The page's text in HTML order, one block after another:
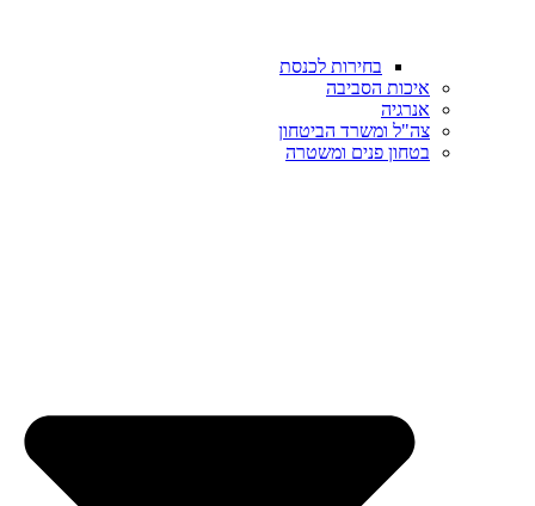
בחירות לכנסת
איכות הסביבה
אנרגיה
צה"ל ומשרד הביטחון
בטחון פנים ומשטרה